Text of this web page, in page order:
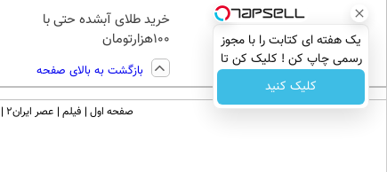
خرید طلای آبشده حتی با
۱۰۰هزارتومان
بازگشت به بالای صفحه
یک هفته ای کتابت را با مجوز
رسمی چاپ کن ! کلیک کن تا
فرصت هست !
کلیک کنید
صفحه اول فیلم عصر ایران۲